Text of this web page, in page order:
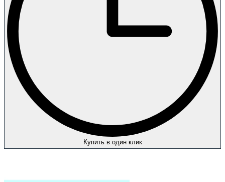
Купить в один клик